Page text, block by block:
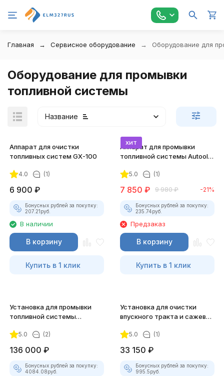
Главная Сервисное оборудование Оборудование для
Оборудование для промывки
топливной системы
Название
Аппарат для очистки
топливных систем GX-100
4.0 (1)
6 900 ₽
Бонусных рублей за покупку:
207.21руб.
В наличии
В корзину
Купить в 1 клик
хит
Аппарат для промывки
топливной системы Autool
5.0 (1)
7 850 ₽ 9 980 ₽ -21%
Бонусных рублей за покупку:
235.74руб.
Предзаказ
В корзину
Купить в 1 клик
Установка для промывки
топливной системы
5.0 (2)
136 000 ₽
Бонусных рублей за покупку:
4084.08руб.
Установка для очистки
впускного тракта и сажевых
5.0 (1)
33 150 ₽
Бонусных рублей за покупку:
995.5руб.